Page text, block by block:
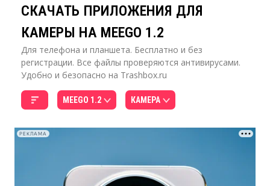
СКАЧАТЬ ПРИЛОЖЕНИЯ ДЛЯ
КАМЕРЫ НА MEEGO 1.2
Для телефона и планшета. Бесплатно и без
регистрации. Все файлы проверяются антивирусами.
Удобно и безопасно на Trashbox.ru
MEEGO 1.2 КАМЕРА
РЕКЛАМА